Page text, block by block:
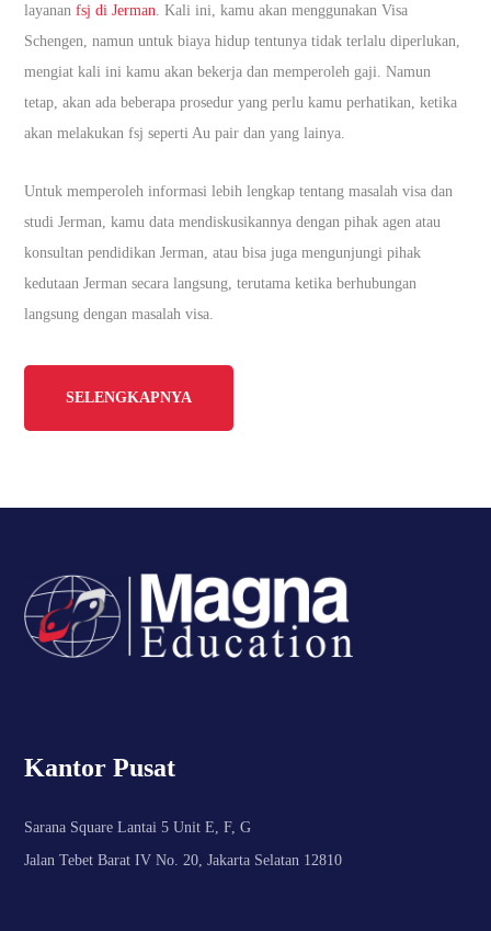
layananfsj di Jerman . Kali ini, kamu akan menggunakan Visa
Schengen, namun untuk biaya hidup tentunya tidak terlalu diperlukan,
mengiat kali ini kamu akan bekerja dan memperoleh gaji. Namun
tetap, akan ada beberapa prosedur yang perlu kamu perhatikan, ketika
akan melakukan fsj seperti Au pair dan yang lainya.
Untuk memperoleh informasi lebih lengkap tentang masalah visa dan
studi Jerman, kamu data mendiskusikannya dengan pihak agen atau
konsultan pendidikan Jerman, atau bisa juga mengunjungi pihak
kedutaan Jerman secara langsung, terutama ketika berhubungan
langsung dengan masalah visa.
SELENGKAPNYA
Kantor Pusat
Sarana Square Lantai 5 Unit E, F, G
Jalan Tebet Barat IV No. 20, Jakarta Selatan 12810